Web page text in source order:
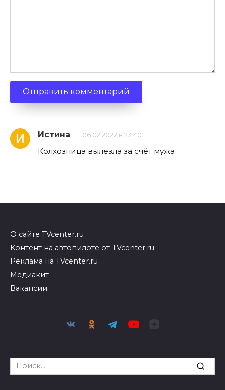
Истина 06.02.2022 в 23:40
Колхозница вылезла за счёт мужа
О сайте TVcenter.ru
Контент на автопилоте от TVcenter.ru
Реклама на TVcenter.ru
Медиакит
Вакансии
Search
for: